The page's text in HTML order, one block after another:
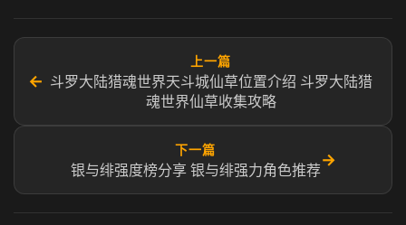
←
上一篇
斗罗大陆猎魂世界天斗城仙草位置介绍 斗罗大陆猎
魂世界仙草收集​攻略
下一篇
银与绯强度榜分享 银与绯强力角色推荐
→